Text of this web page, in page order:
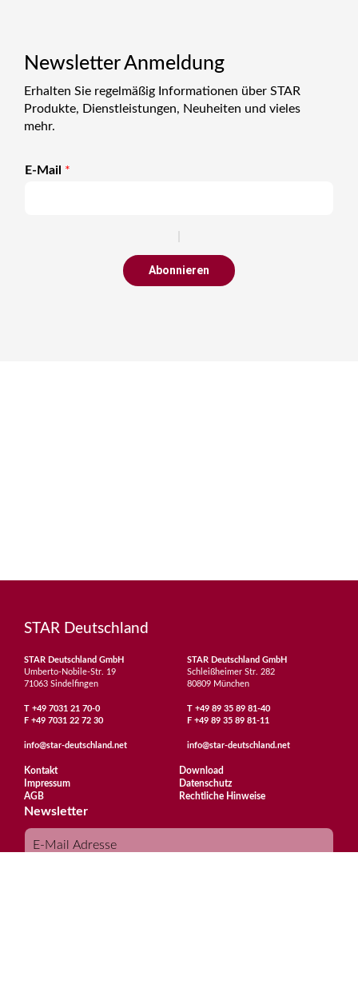
Newsletter Anmeldung
Erhalten Sie regelmäßig Informationen über STAR
Produkte, Dienstleistungen, Neuheiten und vieles
mehr.
E-Mail *
Abonnieren
STAR Deutschland
STAR Deutschland GmbH
Umberto-Nobile-Str. 19
71063 Sindelfingen
T +49 7031 21 70-0
F +49 7031 22 72 30
info@star-deutschland.net
STAR Deutschland GmbH
Schleißheimer Str. 282
80809 München
T +49 89 35 89 81-40
F +49 89 35 89 81-11
info@star-deutschland.net
Kontakt
Download
Impressum
Datenschutz
AGB
Rechtliche Hinweise
Newsletter